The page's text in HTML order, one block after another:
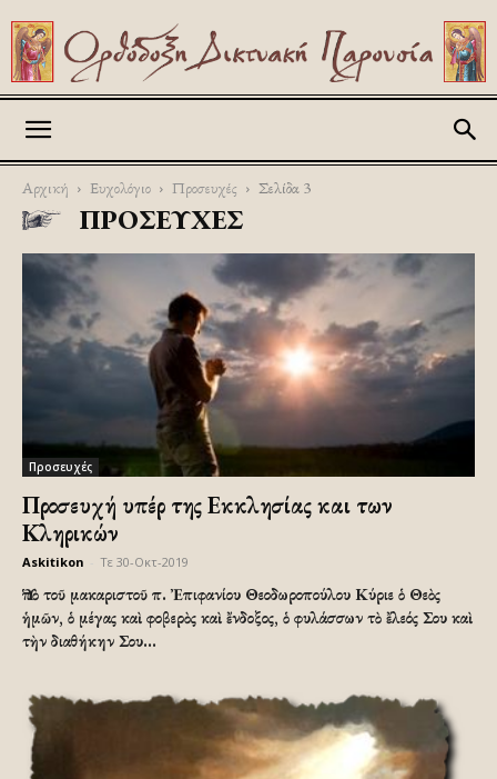
Αρχική Ευχολόγιο Προσευχές Σελίδα 3
ΠΡΟΣΕΥΧΈΣ
Προσευχές
Προσευχή υπέρ της Εκκλησίας και των
Κληρικών
Askitikon Τε 30-Οκτ-2019
Ὑπὸ τοῦ μακαριστοῦ π. Ἐπιφανίου Θεοδωροπούλου Κύριε ὁ Θεὸς
ἡμῶν, ὁ μέγας καὶ φοβερὸς καὶ ἔνδοξος, ὁ φυλάσσων τὸ ἔλεός Σου καὶ
τὴν διαθήκην Σου...